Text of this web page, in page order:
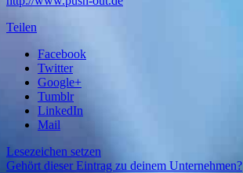
Teilen
Facebook
Twitter
Google+
Tumblr
LinkedIn
Mail
Lesezeichen setzen
Gehört dieser Eintrag zu deinem Unternehmen?